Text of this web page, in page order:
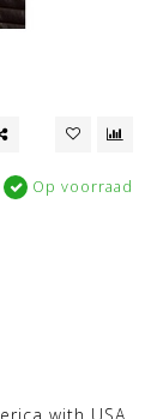
Op voorraad